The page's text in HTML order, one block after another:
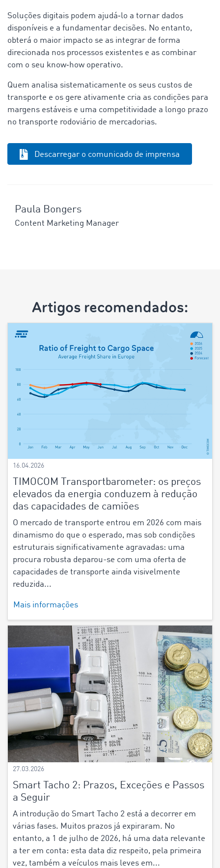
Soluções digitais podem ajudá‑lo a tornar dados
disponíveis e a fundamentar decisões. No entanto,
obterá o maior impacto se as integrar de forma
direcionada nos processos existentes e as combinar
com o seu know‑how operativo.
Quem analisa sistematicamente os seus custos de
transporte e os gere ativamente cria as condições para
margens estáveis e uma competitividade a longo prazo
no transporte rodoviário de mercadorias.
Descarregar o comunicado de imprensa
Paula Bongers
Content Marketing Manager
Artigos recomendados:
16.04.2026
TIMOCOM Transportbarometer: os preços
elevados da energia conduzem à redução
das capacidades de camiões
O mercado de transporte entrou em 2026 com mais
dinamismo do que o esperado, mas sob condições
estruturais significativamente agravadas: uma
procura robusta deparou-se com uma oferta de
capacidades de transporte ainda visivelmente
reduzida...
Mais informações
27.03.2026
Smart Tacho 2: Prazos, Exceções e Passos
a Seguir
A introdução do Smart Tacho 2 está a decorrer em
várias fases. Muitos prazos já expiraram. No
entanto, a 1 de julho de 2026, há uma data relevante
a ter em conta: esta data diz respeito, pela primeira
vez, também a veículos mais leves em...